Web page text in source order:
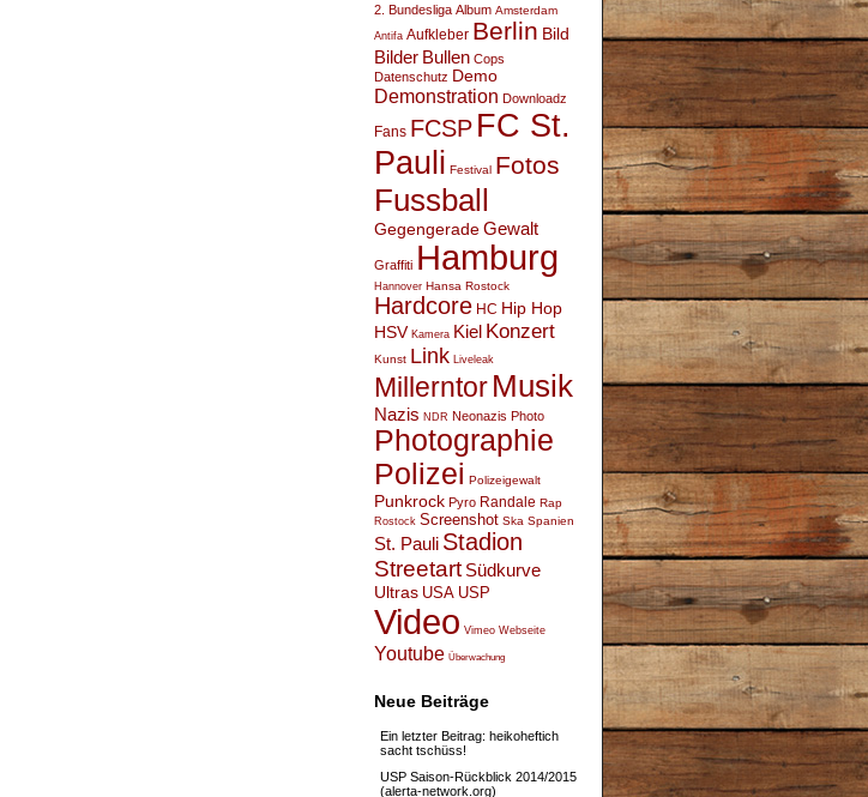
2. Bundesliga Album Amsterdam
Antifa Aufkleber Berlin Bild
Bilder Bullen Cops
Datenschutz Demo
Demonstration Downloadz
Fans FCSP FC St.
Pauli Festival Fotos
Fussball
GegengeradeGewalt
Graffiti Hamburg
Hannover Hansa Rostock
Hardcore HC Hip Hop
HSV Kamera Kiel Konzert
Kunst Link Liveleak
Millerntor Musik
Nazis NDR Neonazis Photo
Photographie
Polizei Polizeigewalt
Punkrock Pyro Randale Rap
Rostock Screenshot Ska Spanien
St. Pauli Stadion
Streetart Südkurve
Ultras USA USP
Video Vimeo Webseite
Youtube Überwachung
Neue Beiträge
Ein letzter Beitrag: heikoheftich
sacht tschüss!
USP Saison-Rückblick 2014/2015
(alerta-network.org)